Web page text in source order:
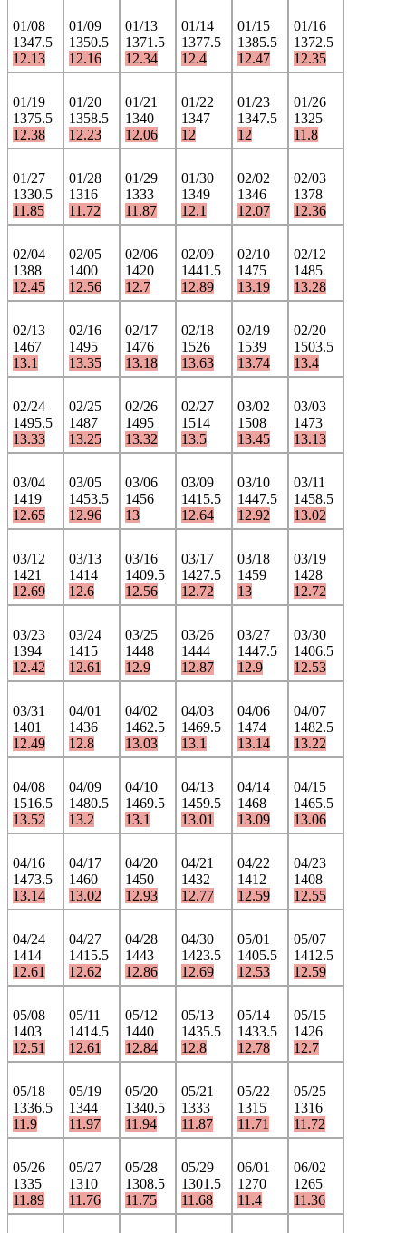
01/08
1347.5
12.13
01/09
1350.5
12.16
01/13
1371.5
12.34
01/14
1377.5
12.4
01/15
1385.5
12.47
01/16
1372.5
12.35
01/19
1375.5
12.38
01/20
1358.5
12.23
01/21
1340
12.06
01/22
1347
12
01/23
1347.5
12
01/26
1325
11.8
01/27
1330.5
11.85
01/28
1316
11.72
01/29
1333
11.87
01/30
1349
12.1
02/02
1346
12.07
02/03
1378
12.36
02/04
1388
12.45
02/05
1400
12.56
02/06
1420
12.7
02/09
1441.5
12.89
02/10
1475
13.19
02/12
1485
13.28
02/13
1467
13.1
02/16
1495
13.35
02/17
1476
13.18
02/18
1526
13.63
02/19
1539
13.74
02/20
1503.5
13.4
02/24
1495.5
13.33
02/25
1487
13.25
02/26
1495
13.32
02/27
1514
13.5
03/02
1508
13.45
03/03
1473
13.13
03/04
1419
12.65
03/05
1453.5
12.96
03/06
1456
13
03/09
1415.5
12.64
03/10
1447.5
12.92
03/11
1458.5
13.02
03/12
1421
12.69
03/13
1414
12.6
03/16
1409.5
12.56
03/17
1427.5
12.72
03/18
1459
13
03/19
1428
12.72
03/23
1394
12.42
03/24
1415
12.61
03/25
1448
12.9
03/26
1444
12.87
03/27
1447.5
12.9
03/30
1406.5
12.53
03/31
1401
12.49
04/01
1436
12.8
04/02
1462.5
13.03
04/03
1469.5
13.1
04/06
1474
13.14
04/07
1482.5
13.22
04/08
1516.5
13.52
04/09
1480.5
13.2
04/10
1469.5
13.1
04/13
1459.5
13.01
04/14
1468
13.09
04/15
1465.5
13.06
04/16
1473.5
13.14
04/17
1460
13.02
04/20
1450
12.93
04/21
1432
12.77
04/22
1412
12.59
04/23
1408
12.55
04/24
1414
12.61
04/27
1415.5
12.62
04/28
1443
12.86
04/30
1423.5
12.69
05/01
1405.5
12.53
05/07
1412.5
12.59
05/08
1403
12.51
05/11
1414.5
12.61
05/12
1440
12.84
05/13
1435.5
12.8
05/14
1433.5
12.78
05/15
1426
12.7
05/18
1336.5
11.9
05/19
1344
11.97
05/20
1340.5
11.94
05/21
1333
11.87
05/22
1315
11.71
05/25
1316
11.72
05/26
1335
11.89
05/27
1310
11.76
05/28
1308.5
11.75
05/29
1301.5
11.68
06/01
1270
11.4
06/02
1265
11.36